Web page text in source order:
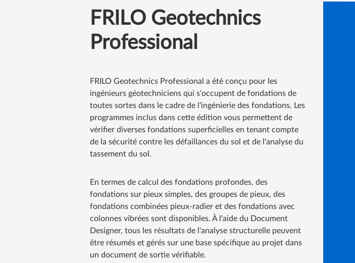
FRILO Geotechnics
Professional
FRILO Geotechnics Professional a été conçu pour les
ingénieurs géotechniciens qui s'occupent de fondations de
toutes sortes dans le cadre de l'ingénierie des fondations. Les
programmes inclus dans cette édition vous permettent de
vérifier diverses fondations superficielles en tenant compte
de la sécurité contre les défaillances du sol et de l'analyse du
tassement du sol.
En termes de calcul des fondations profondes, des
fondations sur pieux simples, des groupes de pieux, des
fondations combinées pieux-radier et des fondations avec
colonnes vibrées sont disponibles. À l'aide du Document
Designer, tous les résultats de l'analyse structurelle peuvent
être résumés et gérés sur une base spécifique au projet dans
un document de sortie vérifiable.